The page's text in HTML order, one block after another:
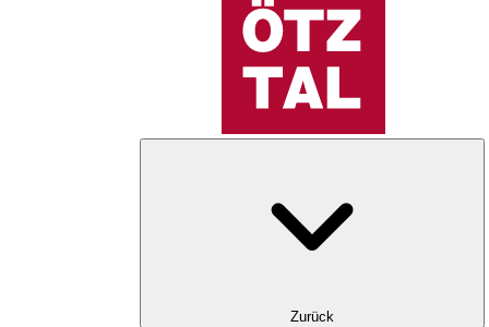
Zurück